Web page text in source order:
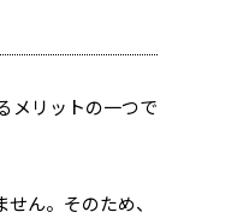
メリットの一つで
ん。そのため、